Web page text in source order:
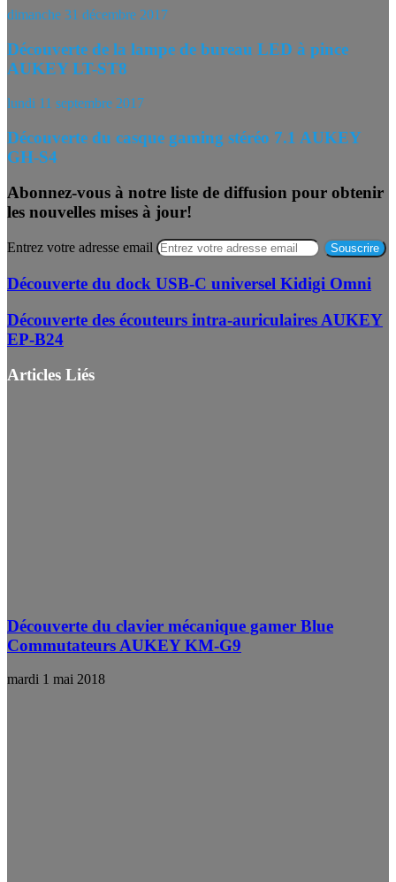
dimanche 31 décembre 2017
Découverte de la lampe de bureau LED à pince
AUKEY LT-ST8
lundi 11 septembre 2017
Découverte du casque gaming stéréo 7.1 AUKEY
GH-S4
Abonnez-vous à notre liste de diffusion pour obtenir
les nouvelles mises à jour!
Entrez votre adresse email
Découverte du dock USB-C universel Kidigi Omni
Découverte des écouteurs intra-auriculaires AUKEY
EP-B24
Articles Liés
Découverte du clavier mécanique gamer Blue
Commutateurs AUKEY KM-G9
mardi 1 mai 2018